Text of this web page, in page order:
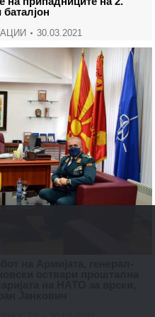
30.03.2021
на Армијата, генерал-
оствари проштална
на НАТО за врски,
Јанкович